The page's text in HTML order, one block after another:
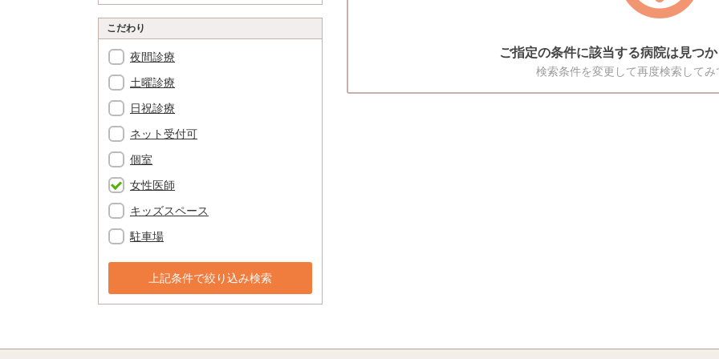
こだわり
夜間診療
土曜診療
日祝診療
ネット受付可
個室
女性医師
キッズスペース
駐車場
上記条件で絞り込み検索
ご指定の条件に該当する病院は見つ
検索条件を変更して再度検索して